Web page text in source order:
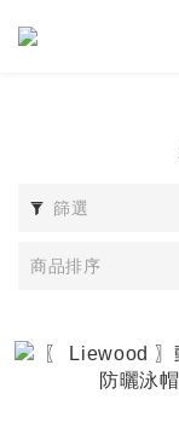
篩選
商品排序